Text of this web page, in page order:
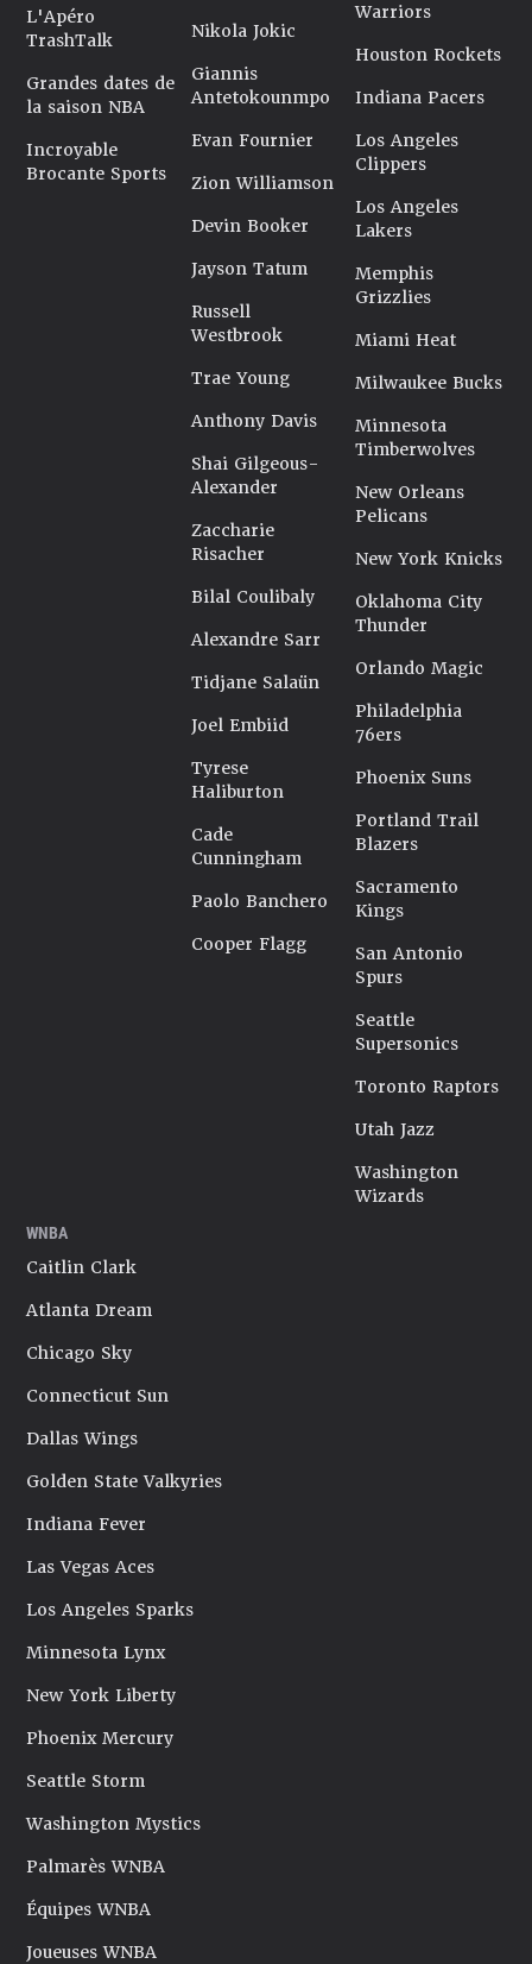
L'Apéro
TrashTalk
Grandes dates de
la saison NBA
Incroyable
Brocante Sports
Nikola Jokic
Giannis
Antetokounmpo
Evan Fournier
Zion Williamson
Devin Booker
Jayson Tatum
Russell
Westbrook
Trae Young
Anthony Davis
Shai Gilgeous-
Alexander
Zaccharie
Risacher
Bilal Coulibaly
Alexandre Sarr
Tidjane Salaün
Joel Embiid
Tyrese
Haliburton
Cade
Cunningham
Paolo Banchero
Cooper Flagg
Warriors
Houston Rockets
Indiana Pacers
Los Angeles
Clippers
Los Angeles
Lakers
Memphis
Grizzlies
Miami Heat
Milwaukee Bucks
Minnesota
Timberwolves
New Orleans
Pelicans
New York Knicks
Oklahoma City
Thunder
Orlando Magic
Philadelphia
76ers
Phoenix Suns
Portland Trail
Blazers
Sacramento
Kings
San Antonio
Spurs
Seattle
Supersonics
Toronto Raptors
Utah Jazz
Washington
Wizards
WNBA
Caitlin Clark
Atlanta Dream
Chicago Sky
Connecticut Sun
Dallas Wings
Golden State Valkyries
Indiana Fever
Las Vegas Aces
Los Angeles Sparks
Minnesota Lynx
New York Liberty
Phoenix Mercury
Seattle Storm
Washington Mystics
Palmarès WNBA
Équipes WNBA
Joueuses WNBA